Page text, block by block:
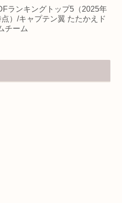
ランキングトップ5（2025年
）/キャプテン翼 たたかえド
チーム